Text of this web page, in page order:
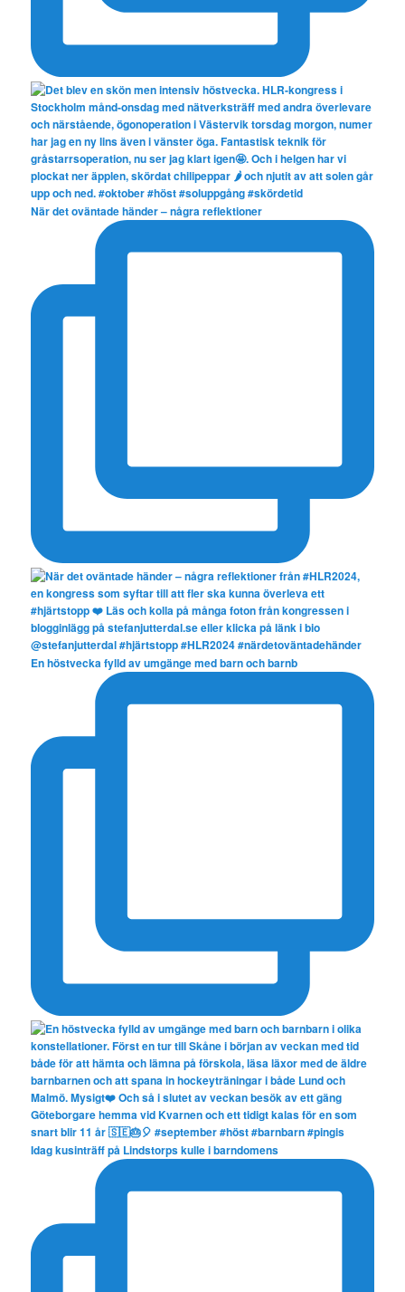
När det oväntade händer – några reflektioner
En höstvecka fylld av umgänge med barn och barnb
Idag kusinträff på Lindstorps kulle i barndomens